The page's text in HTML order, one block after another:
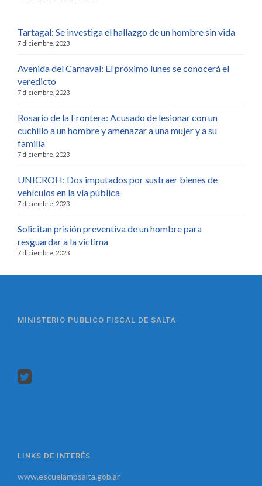
Tartagal: Se investiga el hallazgo de un hombre sin vida
7 diciembre, 2023
Avenida del Carnaval: El próximo lunes se conocerá el
veredicto
7 diciembre, 2023
Rosario de la Frontera: Acusado de lesionar con un
cuchillo a un hombre y amenazar a una mujer y a su
familia
7 diciembre, 2023
UNICROH: Dos imputados por sustraer bienes de
vehículos en la vía pública
7 diciembre, 2023
Solicitan prisión preventiva de un hombre para
resguardar a la víctima
7 diciembre, 2023
MINISTERIO PUBLICO FISCAL DE SALTA
LINKS DE INTERÉS
www.escuelampsalta.gob.ar